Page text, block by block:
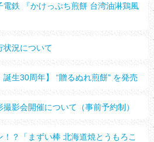
電鉄 『かけっぷち煎餅 台湾油淋鶏風
状況について
誕生30周年】 “贈るぬれ煎餅” を発売
影会開催について（事前予約制）
！？「まずい棒 北海道焼とうもろこ